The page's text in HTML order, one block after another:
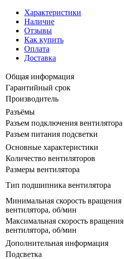
Характеристики
Наличие
Отзывы
Как купить
Оплата
Доставка
Общая информация
Гарантийный срок
Производитель
Разъёмы
Разъем подключения вентилятора
Разъем питания подсветки
Основные характеристики
Количество вентиляторов
Размеры вентилятора
Тип подшипника вентилятора
Минимальная скорость вращения
вентилятора, об/мин
Максимальная скорость вращения
вентилятора, об/мин
Дополнительная информация
Подсветка